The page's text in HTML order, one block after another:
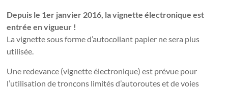
Depuis le 1er janvier 2016, la vignette électronique est
entrée en vigueur !
La vignette sous forme d’autocollant papier ne sera plus
utilisée.
Une redevance (vignette électronique) est prévue pour
l’utilisation de tronçons limités d’autoroutes et de voies